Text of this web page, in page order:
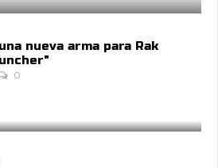
nueva arma para Rak
0